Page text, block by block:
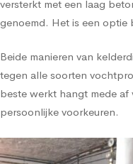
versterkt met een laag
genoemd. Het is een optie
Beide manieren van
tegen alle soorten
beste werkt hangt mede af
persoonlijke voorkeuren.